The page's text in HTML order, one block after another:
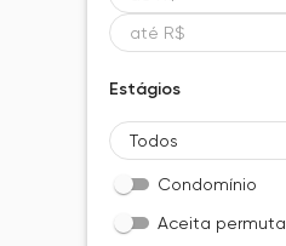
Estágios
Todos
Condomínio
Aceita permuta